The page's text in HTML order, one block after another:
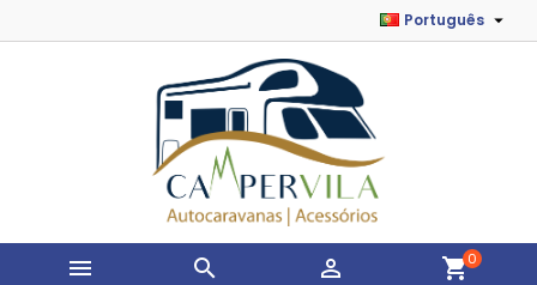
Português 
   shopping_cart0